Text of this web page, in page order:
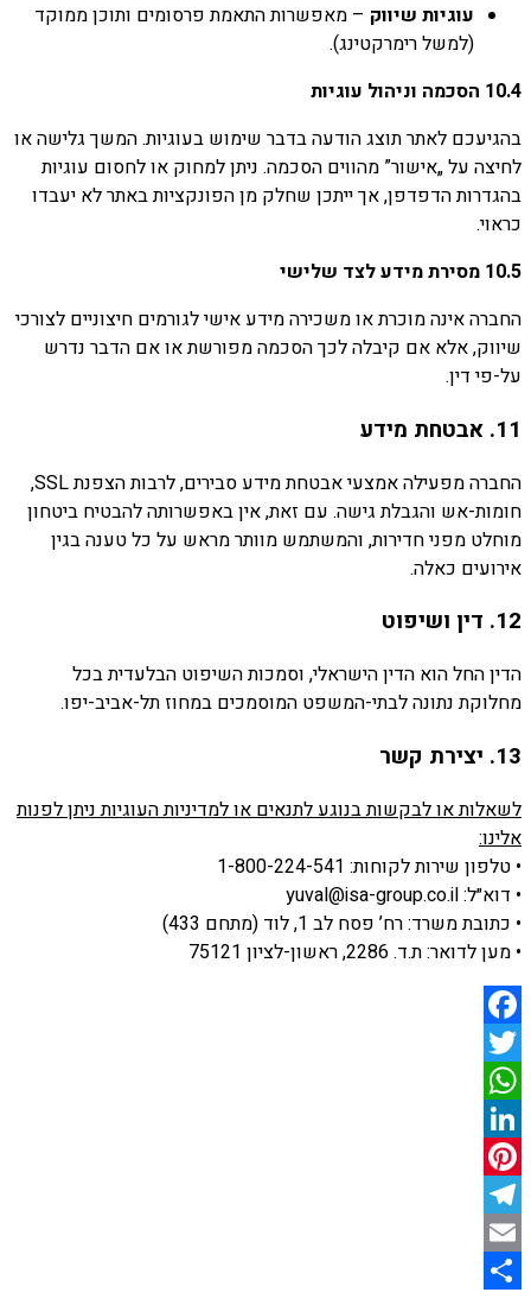
עוגיות שיווק – מאפשרותהתאמתפרסומים ותוכןממוקד
(למשלרימרקטינג).
10.4 הסכמה וניהול עוגיות
בהגיעכם לאתרתוצגהודעהבדבר שימוש בעוגיות.המשך גלישהאו
לחיצה על „אישור” מהווים הסכמה. ניתןלמחוק אולחסום עוגיות
בהגדרותהדפדפן,אךייתכן שחלק מןהפונקציותבאתרלא יעבדו
כראוי.
10.5 מסירתמידעלצד שלישי
החברהאינהמוכרתאומשכירהמידע אישילגורמים חיצוניים לצורכי
שיווק,אלא אם קיבלהלכךהסכמהמפורשתאואם הדבר נדרש
על-פי דין.
11. אבטחת מידע
החברהמפעילהאמצעיאבטחתמידע סבירים,לרבותהצפנתSSL,
חומות-אש והגבלתגישה. עם זאת,איןבאפשרותהלהבטיח ביטחון
מוחלט מפניחדירות, והמשתמש מוותרמראש על כלטענהבגין
אירועים כאלה.
12. דין ושיפוט
הדיןהחלהוא הדיןהישראלי, וסמכותהשיפוט הבלעדיתבכל
מחלוקתנתונהלבתי-המשפט המוסמכים במחוז תל-אביב-יפו.
13. יצירת קשר
לשאלותאולבקשותבנוגע לתנאים אולמדיניותהעוגיותניתןלפנות
אלינו:
• טלפון שירותלקוחות: ‎ 1-800-224-541
• דוא״ל: yuval@isa-group.co.il
• כתובתמשרד:רח’ פסח לב 1, לוד (מתחם 433)
• מעןלדואר:ת.ד.2286, ראשון-לציון 75121
Facebook
Twitter
WhatsApp
LinkedIn
Pinterest
Telegram
Email